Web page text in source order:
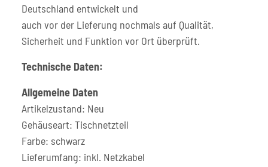
Deutschland entwickelt und
auch vor der Lieferung nochmals auf Qualität,
Sicherheit und Funktion vor Ort überprüft.
Technische Daten:
Allgemeine Daten
Artikelzustand: Neu
Gehäuseart: Tischnetzteil
Farbe: schwarz
Lieferumfang: inkl. Netzkabel